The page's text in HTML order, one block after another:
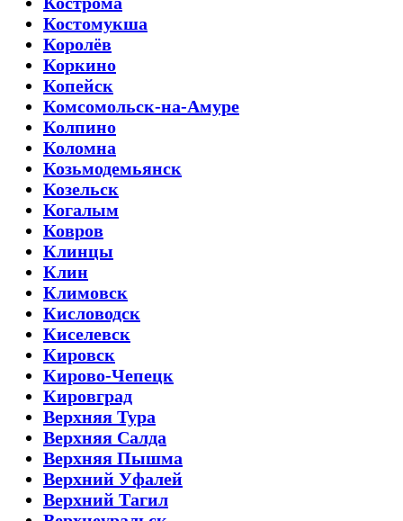
Костомукша
Королёв
Коркино
Копейск
Комсомольск-на-Амуре
Колпино
Коломна
Козьмодемьянск
Козельск
Когалым
Ковров
Клинцы
Клин
Климовск
Кисловодск
Киселевск
Кировск
Кирово-Чепецк
Кировград
Верхняя Тура
Верхняя Салда
Верхняя Пышма
Верхний Уфалей
Верхний Тагил